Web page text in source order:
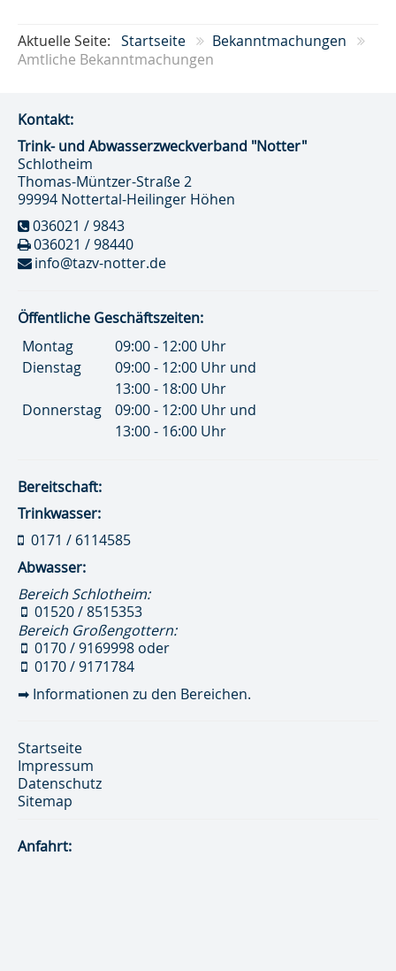
Aktuelle Seite: Startseite
Bekanntmachungen
Amtliche Bekanntmachungen
Kontakt:
Trink- und Abwasser­zweckverband "Notter"
Schlotheim
Thomas-Müntzer-Straße 2
99994 Nottertal-Heilinger Höhen
036021 / 9843
036021 / 98440
info@tazv-notter.de
Öffentliche Geschäftszeiten:
Montag
09:00 - 12:00 Uhr
Dienstag
09:00 - 12:00 Uhr und
13:00 - 18:00 Uhr
Donnerstag
09:00 - 12:00 Uhr und
13:00 - 16:00 Uhr
Bereitschaft:
Trinkwasser:
0171 / 6114585
Abwasser:
Bereich Schlotheim:
01520 / 8515353
Bereich Großengottern:
0170 / 9169998 oder
0170 / 9171784
➡ Informationen zu den Bereichen.
Startseite
Impressum
Datenschutz
Sitemap
Anfahrt: